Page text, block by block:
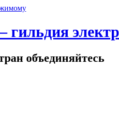
гильдия
объединяйтесь